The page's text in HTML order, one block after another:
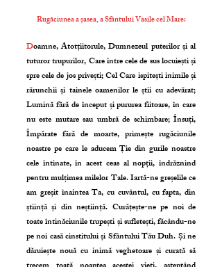
Rugăciunea a șasea, a Sfântului Vasile cel Mare:
Doamne, Atotțiitorule, Dumnezeul puterilor și al
tuturor trupurilor, Care între cele de sus locuiești și
spre cele de jos privești; Cel Care ispitești inimile și
rărunchii și tainele oamenilor le știi cu adevărat;
Lumină fără de început și pururea fiitoare, în care
nu este mutare sau umbră de schimbare; Însuți,
Împărate fără de moarte, primește rugăciunile
noastre pe care le aducem Ție din gurile noastre
cele întinate, în acest ceas al nopții, îndrăznind
pentru mulțimea milelor Tale. Iartă-ne greșelile ce
am greșit înaintea Ta, cu cuvântul, cu fapta, din
știință și din neștiință. Curățește-ne pe noi de
toate întinăciunile trupești și sufletești, făcându-ne
pe noi casă cinstitului și Sfântului Tău Duh. Și ne
dăruiește nouă cu inimă veghetoare și curată să